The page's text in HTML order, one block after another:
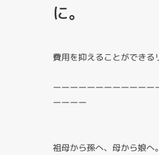
に。
費用を抑えることができる
ーーーーーーーーーーー
ーーーー
祖母から孫へ、母から娘へ